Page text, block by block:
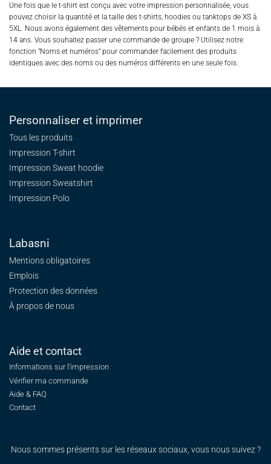
Une fois que le t-shirt est conçu avec votre impression personnalisée, vous
pouvez choisir la quantité et la taille des t-shirts, hoodies ou tanktops de XS à
5XL. Nous avons également des vêtements pour bébés et enfants de 1 mois à
14 ans. Vous souhaitez passer une commande de groupe ? Utilisez notre
fonction "Noms et numéros" pour commander facilement des produits
identiques avec des noms ou des numéros différents en une seule fois.
Personnaliser et imprimer
Tous les produits
Impression T-shirt
Impression Sweat hoodie
Impression Sweatshirt
Impression Polo
Labasni
Mentions obligatoires
Emplois
Protection des données
À propos de nous
Aide et contact
Informations sur l'impression
Vérifier ma commande
Aide & FAQ
Contact
Nous sommes présents sur les réseaux sociaux, vous nous suivez ?